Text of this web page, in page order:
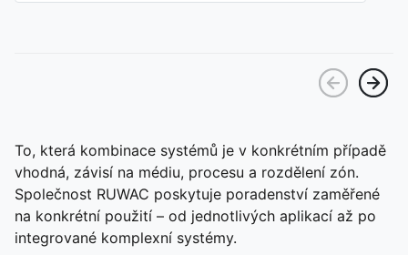
To, která kombinace systémů je v konkrétním případě
vhodná, závisí na médiu, procesu a rozdělení zón.
Společnost RUWAC poskytuje poradenství zaměřené
na konkrétní použití – od jednotlivých aplikací až po
integrované komplexní systémy.